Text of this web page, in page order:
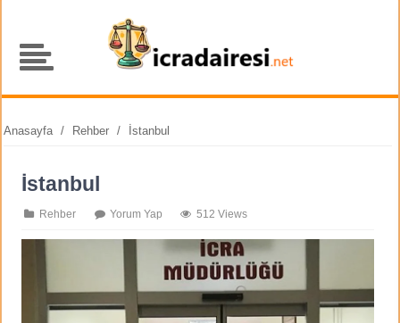
Anasayfa / Rehber / İstanbul
İstanbul
Rehber Yorum Yap 512 Views